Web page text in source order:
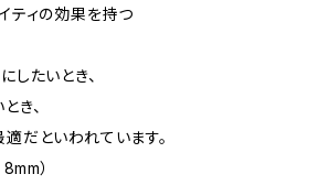
ィの効果を持つ
たいとき、
き、
といわれています。
）